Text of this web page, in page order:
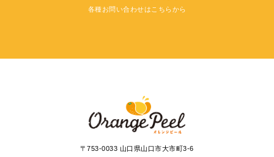
各種お問い合わせはこちらから
〒753-0033 山口県山口市大市町3-6